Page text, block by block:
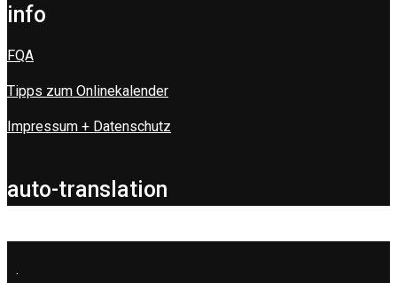
info
FQA
Tipps zum Onlinekalender
Impressum + Datenschutz
auto-translation
.